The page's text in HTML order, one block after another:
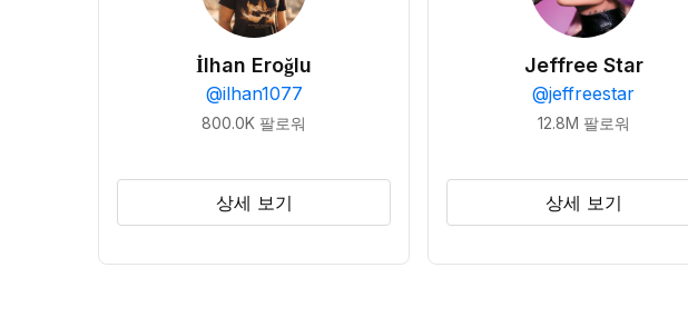
İlhan Eroğlu
@ilhan1077
800.0K 팔로워
상세 보기
Jeffree Star
@jeffreestar
12.8M 팔로워
상세 보기